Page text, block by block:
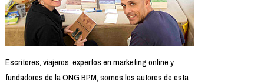
Escritores, viajeros, expertos en marketing online y
fundadores de la ONG BPM, somos los autores de esta